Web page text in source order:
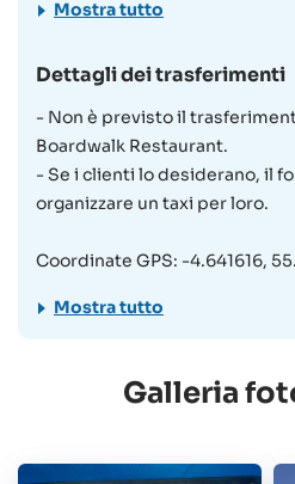
al momento della prenotazione
prezzo del tour
3. Partecipanti & Età
Bambini sotto i 5 anni non
Bambini tra 5 e 10 anni
Non consigliato a donne in
Biglietti d’ingresso al Parco
Barbecue a Anse du Riz
Mostra tutto
Dettagli dei trasferimenti
- Non è previsto il
Boardwalk Restaurant.
- Se i clienti lo desiderano, il
organizzare un taxi per loro.
Coordinate GPS: -4.641616,
Mostra tutto
Galleria